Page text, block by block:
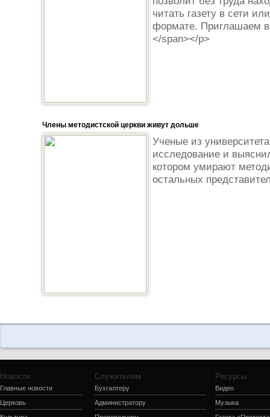
читать газету в сети
формате. Приглашаем
</span></p>
Члены методистской церкви живут дольше
Ученые из
исследование и
котором умирают
остальных
Новости
Главные новости
Церковь
Служителям
Бухгалтеру
Администратору
Ресурсы
Видео
Музыка